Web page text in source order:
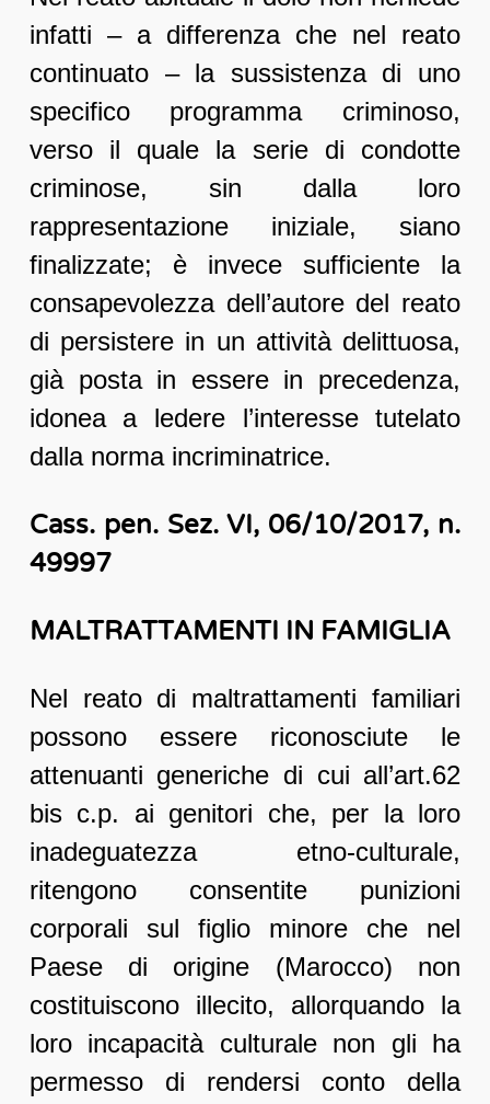
infatti – a differenza che nel reato
continuato – la sussistenza di uno
specifico programma criminoso,
verso il quale la serie di condotte
criminose, sin dalla loro
rappresentazione iniziale, siano
finalizzate; è invece sufficiente la
consapevolezza dell’autore del reato
di persistere in un attività delittuosa,
già posta in essere in precedenza,
idonea a ledere l’interesse tutelato
dalla norma incriminatrice.
Cass. pen. Sez. VI, 06/10/2017, n.
49997
MALTRATTAMENTI IN FAMIGLIA
Nel reato di maltrattamenti familiari
possono essere riconosciute le
attenuanti generiche di cui all’art.62
bis c.p. ai genitori che, per la loro
inadeguatezza etno-culturale,
ritengono consentite punizioni
corporali sul figlio minore che nel
Paese di origine (Marocco) non
costituiscono illecito, allorquando la
loro incapacità culturale non gli ha
permesso di rendersi conto della